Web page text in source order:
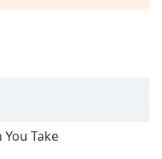
You Take